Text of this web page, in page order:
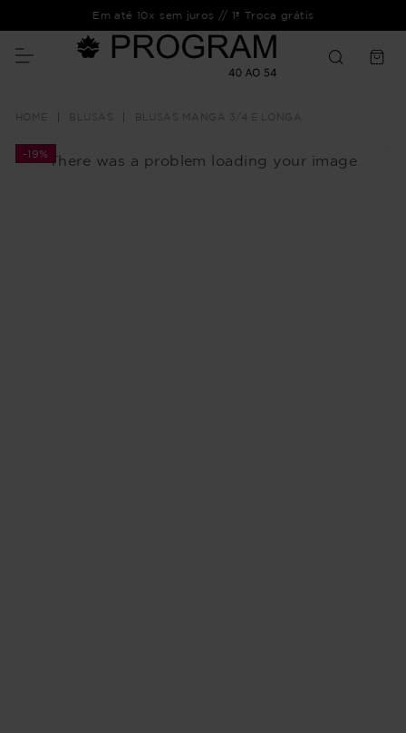
Em até 10x sem juros // 1ª Troca grátis
BLUSAS BLUSAS MANGA 3/4 E LONGA
There was a problem loading your image
-19%